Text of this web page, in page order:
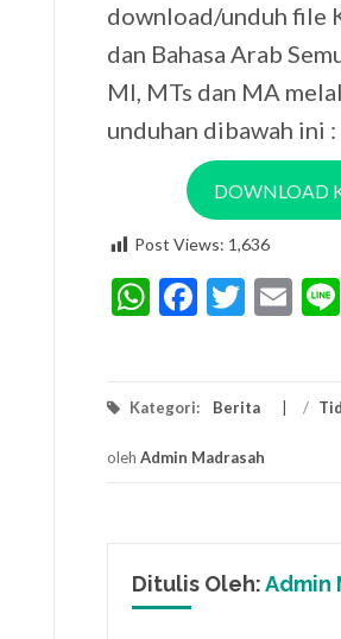
download/unduh file
dan Bahasa Arab
MI, MTs dan MA
unduhan dibawah ini :
DOWNLOAD
Post Views: 1,636
WhatsApp
Kategori: Berita /
oleh Admin Madrasah
Ditulis Oleh:Admin